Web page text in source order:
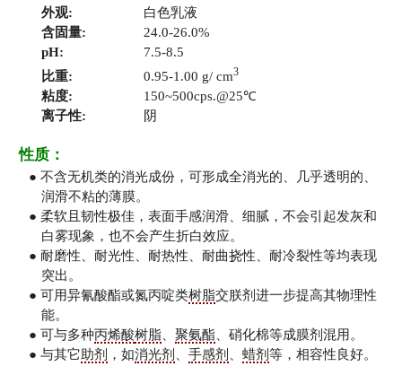
外观:
白色乳液
含固量:
24.0-26.0%
pH:
7.5-8.5
比重:
0.95-1.00 g/ cm3
粘度:
150~500cps.@25℃
离子性:
阴
性质：
● 不含无机类的消光成份，可形成全消光的、几乎透明的、
润滑不粘的薄膜。
● 柔软且韧性极佳，表面手感润滑、细腻，不会引起发灰和
白雾现象，也不会产生折白效应。
● 耐磨性、耐光性、耐热性、耐曲挠性、耐冷裂性等均表现
突出。
● 可用异氰酸酯或氮丙啶类树脂交朕剂进一步提高其物理性
能。
● 可与多种丙烯酸树脂、 聚氨酯、硝化棉等成膜剂混用。
● 与其它助剂 ，如消光剂 、 手感剂 、 蜡剂等，相容性良好。